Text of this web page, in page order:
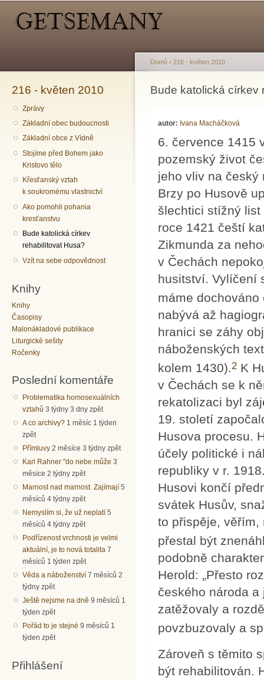
216 - květen 2010
Zprávy
Základní obec budoucnosti
Základní obce z Vídně
Stojíme před Bohem jako
Kristovo tělo
Křesťanský vztah
k soukromému vlastnictví
Ako pomohli pohania
kresťanstvu
Bude katolická církev
rehabilitovat Husa?
Vzít na sebe odpovědnost
Knihy
Knihy
Časopisy
Malonákladové publikace
Liturgické sešity
Ročenky
Poslední komentáře
Problematika homosexuálních
vztahů 3 týdny 3 dny zpět
A co archivy? 1 měsíc 1 týden
zpět
Přímluvy 2 měsíce 3 týdny zpět
Karl Rahner "do nebe může 3
měsíce 2 týdny zpět
Marnost nad marnost. Zajímají 5
měsíců 4 týdny zpět
Nemyslím si, že už neplatí 5
měsíců 4 týdny zpět
Podřízenost vrchnosti je velmi
aktuální, je to nová totalita 7
měsíců 1 týden zpět
Věda a náboženství 7 měsíců 2
týdny zpět
Ještě nejsme na dně 9 měsíců 1
týden zpět
Pořád to je stejné 9 měsíců 1
týden zpět
Přihlášení
Jste zde
Domů › 216 - květen 2010
Bude katolická církev
autor: Ivana Macháčková
6. července 1415
pozemský život
jeho vliv na český
Brzy po Husově
šlechtici stížný
roce 1421 čeští
Zikmunda za
v Čechách
husitství. Vylíčení
máme
nabývá až
hranici se záhy
náboženských
kolem 1430).2 K
v Čechách se k
rekatolizaci byl
19. století
Husova procesu.
účely politické i
republiky v r.
Husovi končí
svátek Husův,
to přispěje,
přestal být
podobně
Herold: „Přesto
českého národa
zatěžovaly a
povzbuzovaly a
Zároveň s těmito
být rehabilitován.